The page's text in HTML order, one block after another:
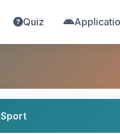
Quiz
Sport